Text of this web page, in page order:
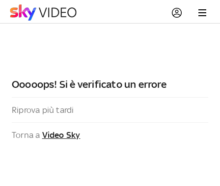
Ooooops! Si è verificato un errore
Riprova più tardi
Torna a Video Sky